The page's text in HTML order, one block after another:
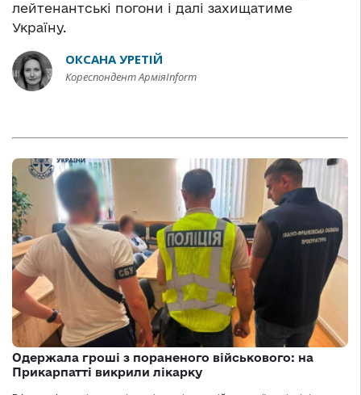
лейтенантські погони і далі захищатиме
Україну.
ОКСАНА УРЕТІЙ
Кореспондент АрміяInform
Одержала гроші з пораненого військового: на
Прикарпатті викрили лікарку